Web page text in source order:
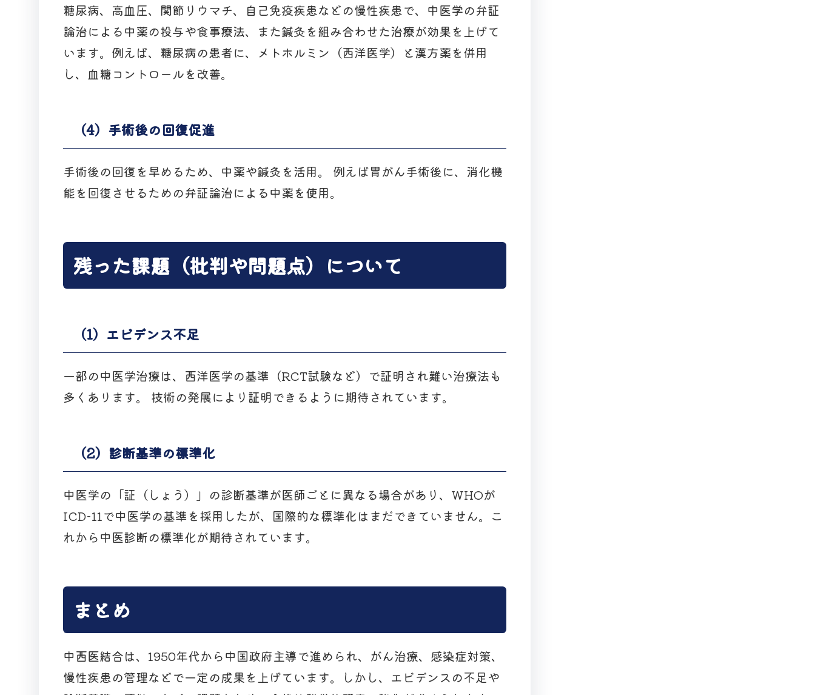
糖尿病、高血圧、関節リウマチ、自己免疫疾患などの慢性疾患で、中医学の弁証
論治による中薬の投与や食事療法、また鍼灸を組み合わせた治療が効果を上げて
います。例えば、糖尿病の患者に、メトホルミン（西洋医学）と漢方薬を併用
し、血糖コントロールを改善。
（4）手術後の回復促進
手術後の回復を早めるため、中薬や鍼灸を活用。 例えば胃がん手術後に、消化機
能を回復させるための弁証論治による中薬を使用。
残った課題（批判や問題点）について
（1）エビデンス不足
一部の中医学治療は、西洋医学の基準（RCT試験など）で証明され難い治療法も
多くあります。 技術の発展により証明できるように期待されています。
（2）診断基準の標準化
中医学の「証（しょう）」の診断基準が医師ごとに異なる場合があり、WHOが
ICD-11で中医学の基準を採用したが、国際的な標準化はまだできていません。こ
れから中医診断の標準化が期待されています。
まとめ
中西医結合は、1950年代から中国政府主導で進められ、がん治療、感染症対策、
慢性疾患の管理などで一定の成果を上げています。しかし、エビデンスの不足や